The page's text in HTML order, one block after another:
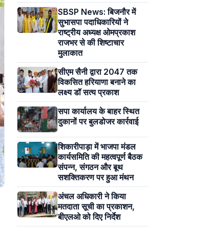
SBSP News: बिजनौर में
सुभासपा पदाधिकारियों ने
राष्ट्रीय अध्यक्ष ओमप्रकाश
राजभर से की शिष्टाचार
मुलाकात
सीएम सैनी द्वारा 2047 तक
विकसित हरियाणा बनाने का
लक्ष्य डॉ सत्य प्रकाश
सपा कार्यालय के बाहर स्थित
दुकानों पर बुलडोजर कार्रवाई
शिकारीपाड़ा में भाजपा मंडल
कार्यसमिति की महत्वपूर्ण बैठक
संपन्न, संगठन और बूथ
सशक्तिकरण पर हुआ मंथन
अंचल अधिकारी ने किया
मतदाता सूची का प्रकाशन,
बीएलओ को दिए निर्देश